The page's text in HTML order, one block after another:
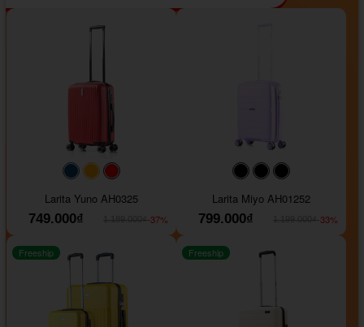
#093f69#ffa500
Larita Yuno AH0325
749.000₫
-37%
#000000#000000
Larita Miyo AH01252
799.000₫
-33%
Freeship Freeship